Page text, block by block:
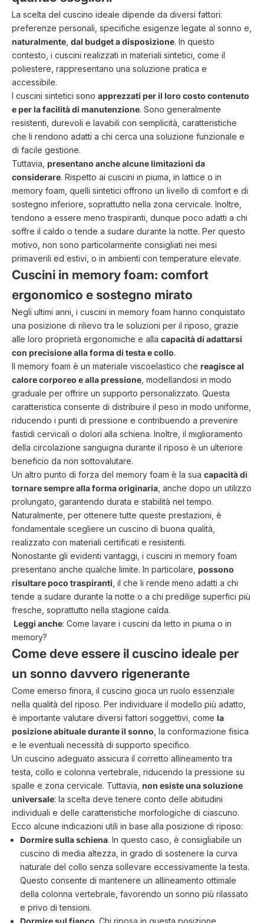
La scelta del cuscino ideale dipende da diversi fattori:
preferenze personali, specifiche esigenze legate al sonno e,
naturalmente dal budget a disposizione. In questo
contesto, i cuscini realizzati in materiali sintetici, come il
poliestere, rappresentano una soluzione pratica e
accessibile.
I cuscini sintetici sono apprezzati per il loro costo contenuto
e per la facilità di manutenzione. Sono generalmente
resistenti, durevoli e lavabili con semplicità, caratteristiche
che li rendono adatti a chi cerca una soluzione funzionale e
di facile gestione.
Tuttavia, presentano anche alcune limitazioni da
considerare. Rispetto ai cuscini in piuma, in lattice o in
memory foam, quelli sintetici offrono un livello di comfort e di
sostegno inferiore, soprattutto nella zona cervicale. Inoltre,
tendono a essere meno traspiranti, dunque poco adatti a chi
soffre il caldo o tende a sudare durante la notte. Per questo
motivo, non sono particolarmente consigliati nei mesi
primaverili ed estivi, o in ambienti con temperature elevate.
Cuscini in memory foam: comfort
ergonomico e sostegno mirato
Negli ultimi anni, i cuscini in memory foam hanno conquistato
una posizione di rilievo tra le soluzioni per il riposo, grazie
alle loro proprietà ergonomiche e alla capacità di adattarsi
con precisione alla forma di testa e collo.
Il memory foam è un materiale viscoelastico che reagisce al
calore corporeo e alla pressione , modellandosi in modo
graduale per offrire un supporto personalizzato. Questa
caratteristica consente di distribuire il peso in modo uniforme,
riducendo i punti di pressione e contribuendo a prevenire
fastidi cervicali o dolori alla schiena. Inoltre, il miglioramento
della circolazione sanguigna durante il riposo è un ulteriore
beneficio da non sottovalutare.
Un altro punto di forza del memory foam è la sua capacità di
tornare sempre alla forma originaria , anche dopo un utilizzo
prolungato, garantendo durata e stabilità nel tempo.
Naturalmente, per ottenere tutte queste prestazioni, è
fondamentale scegliere un cuscino di buona qualità,
realizzato con materiali certificati e resistenti.
Nonostante gli evidenti vantaggi, i cuscini in memory foam
presentano anche qualche limite. In particolare, possono
risultare poco traspiranti , il che li rende meno adatti a chi
tende a sudare durante la notte o a chi predilige superfici più
fresche, soprattutto nella stagione calda.
Leggi anche: Come lavare i cuscini da letto in piuma o in
memory?
Come deve essere il cuscino ideale per
un sonno davvero rigenerante
Come emerso finora, il cuscino gioca un ruolo essenziale
nella qualità del riposo. Per individuare il modello più adatto,
è importante valutare diversi fattori soggettivi, come la
posizione abituale durante il sonno , la conformazione fisica
e le eventuali necessità di supporto specifico.
Un cuscino adeguato assicura il corretto allineamento tra
testa, collo e colonna vertebrale, riducendo la pressione su
spalle e zona cervicale. Tuttavia, non esiste una soluzione
universale: la scelta deve tenere conto delle abitudini
individuali e delle caratteristiche morfologiche di ciascuno.
Ecco alcune indicazioni utili in base alla posizione di riposo:
Dormire sulla schiena. In questo caso, è consigliabile un
cuscino di media altezza, in grado di sostenere la curva
naturale del collo senza sollevare eccessivamente la testa.
Questo consente di mantenere un allineamento ottimale
della colonna vertebrale, favorendo un sonno più rilassato
e privo di tensioni.
Dormire sul fianco . Chi riposa in questa posizione